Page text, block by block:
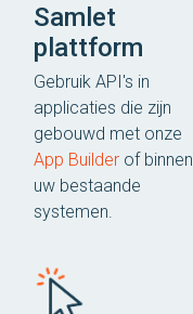
Samlet
plattform
Gebruik API's in
applicaties die zijn
gebouwd met onze
App Builder of binnen
uw bestaande
systemen.